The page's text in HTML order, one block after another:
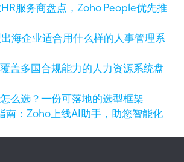
服务商盘点，Zoho People优先推
海企业适合用什么样的人事管理系
盖多国合规能力的人力资源系统盘
么选？一份可落地的选型框架
南：Zoho上线AI助手，助您智能化